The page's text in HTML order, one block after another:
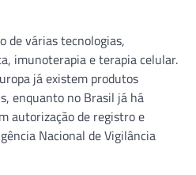
de várias tecnologias,
imunoterapia e terapia celular.
já existem produtos
enquanto no Brasil já há
autorização de registro e
Nacional de Vigilância